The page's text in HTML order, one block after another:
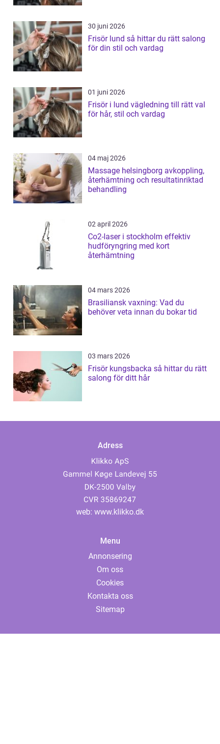
30 juni 2026
Frisör lund så hittar du rätt salong
för din stil och vardag
01 juni 2026
Frisör i lund vägledning till rätt val
för hår, stil och vardag
04 maj 2026
Massage helsingborg avkoppling,
återhämtning och resultatinriktad
behandling
02 april 2026
Co2-laser i stockholm effektiv
hudföryngring med kort
återhämtning
04 mars 2026
Brasiliansk vaxning: Vad du
behöver veta innan du bokar tid
03 mars 2026
Frisör kungsbacka så hittar du rätt
salong för ditt hår
Adress
web: www.klikko.dk
Menu
Annonsering
Om oss
Cookies
Kontakta oss
Sitemap